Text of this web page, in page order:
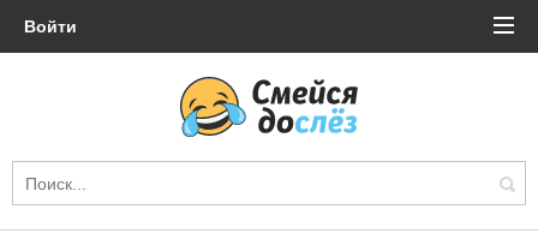
Войти